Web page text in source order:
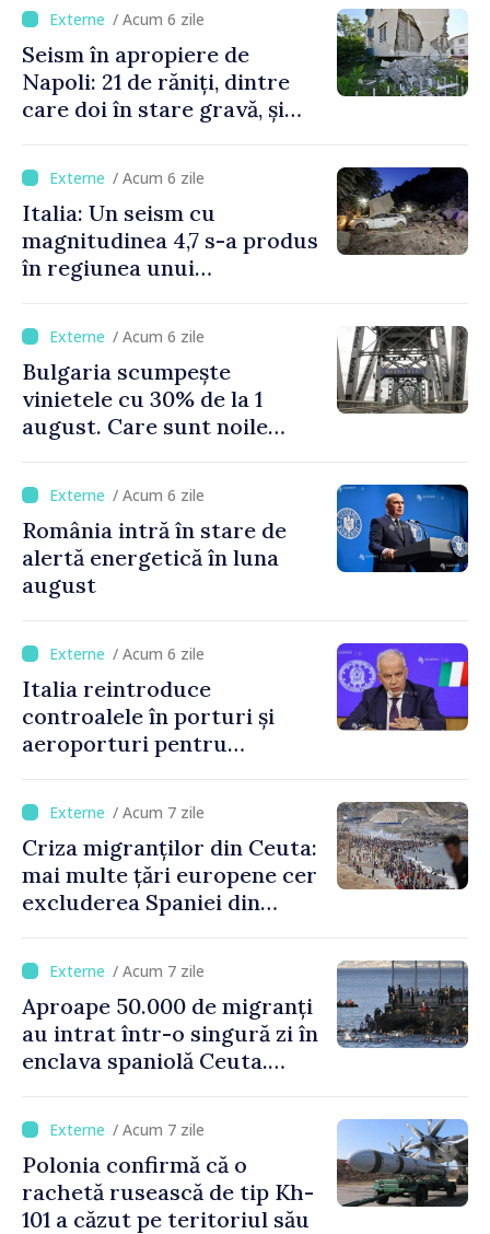
/ Acum 6 zile
Seism în apropiere de
Napoli: 21 de răniți, dintre
care doi în stare gravă, și
/ Acum 6 zile
Italia: Un seism cu
magnitudinea 4,7 s-a produs
în regiunea unui
de Napoli
/ Acum 6 zile
Bulgaria scumpește
vinietele cu 30% de la 1
august. Care sunt noile
/ Acum 6 zile
România intră în stare de
alertă energetică în luna
august
/ Acum 6 zile
Italia reintroduce
controalele în porturi și
aeroporturi pentru
crizei migranților din Ceuta
/ Acum 7 zile
Criza migranților din Ceuta:
mai multe țări europene cer
excluderea Spaniei din
/ Acum 7 zile
Aproape 50.000 de migranți
au intrat într-o singură zi în
enclava spaniolă Ceuta.
Schengen cu Spania
/ Acum 7 zile
Polonia confirmă că o
rachetă rusească de tip Kh-
101 a căzut pe teritoriul său